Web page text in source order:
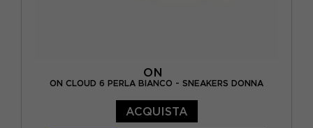
ON
ON CLOUD 6 PERLA BIANCO - SNEAKERS DONNA
ACQUISTA